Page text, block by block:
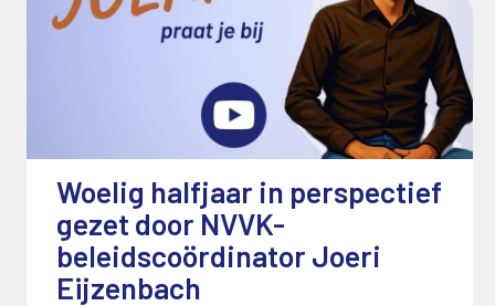
Woelig halfjaar in perspectief
gezet door NVVK-
beleidscoördinator Joeri
Eijzenbach